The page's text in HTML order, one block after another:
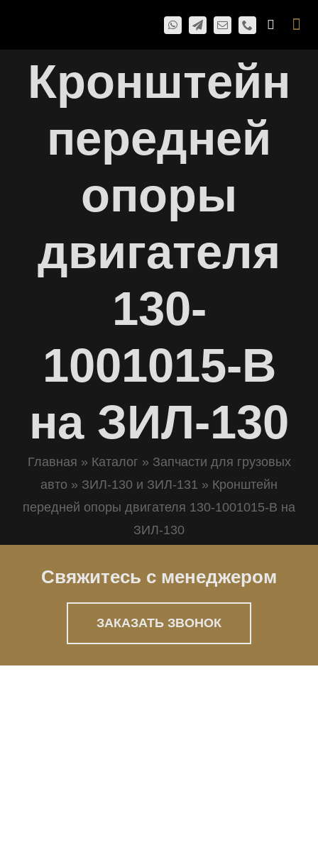
Кронштейн
передней
опоры
двигателя
130-
1001015-В
на ЗИЛ-130
Главная » Каталог » Запчасти для грузовых
авто » ЗИЛ-130 и ЗИЛ-131 » Кронштейн
передней опоры двигателя 130-1001015-В на
ЗИЛ-130
Свяжитесь с менеджером
ЗАКАЗАТЬ ЗВОНОК